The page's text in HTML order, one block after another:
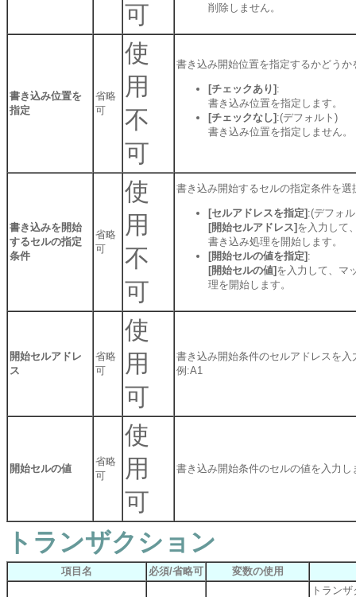
可
削除しません。
書き込み位置を
指定
省略
可
使
用
不
可
書き込み開始位置を指定するかどうか
[チェックあり] :
書き込み位置を指定します。
[チェックなし] :(デフォルト)
書き込み位置を指定しません。
書き込みを開始
するセルの指定
条件
省略
可
使
用
不
可
書き込み開始するセルの指定条件を選
[セルアドレスを指定] :(デフォ
[開始セルアドレス] を入力して
書き込み処理を開始します。
[開始セルの値を指定] :
[開始セルの値] を入力して、マ
理を開始します。
開始セルアドレ
ス
省略
可
使
用
可
書き込み開始条件のセルアドレスを入
例:A1
開始セルの値
省略
可
使
用
可
書き込み開始条件のセルの値を入力し
トランザクション
項目名 必須/省略可 変数の使用
トラン